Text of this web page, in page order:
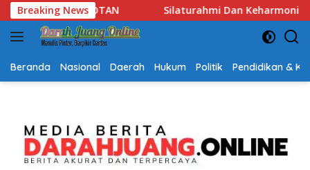
Langsung
ke
konten
Breaking News
Dan Keharmonisan Antar Umat Beragama, Gubernur Kalsel:
Beranda Nasional Daerah Hukum Politik Pendidikan &